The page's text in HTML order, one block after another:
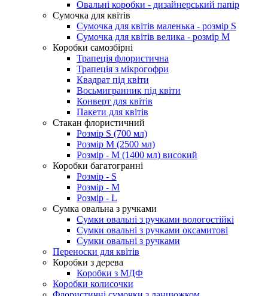
Овальні коробки - дизайнерський папір
Сумочка для квітів
Сумочка для квітів маленька - розмір S
Сумочка для квітів велика - розмір М
Коробки самозбірні
Трапеція флористична
Трапеція з мікрогофри
Квадрат під квіти
Восьмигранник під квіти
Конверт для квітів
Пакети для квітів
Стакан флористичний
Розмір S (700 мл)
Розмір М (2500 мл)
Розмір - М (1400 мл) високий
Коробки багатогранні
Розмір - S
Розмір - М
Розмір - L
Сумка овальна з ручками
Сумки овальні з ручками вологостійкі
Сумки овальні з ручками оксамитові
Сумки овальні з ручками
Переноски для квітів
Коробки з дерева
Коробки з МДФ
Коробки колисочки